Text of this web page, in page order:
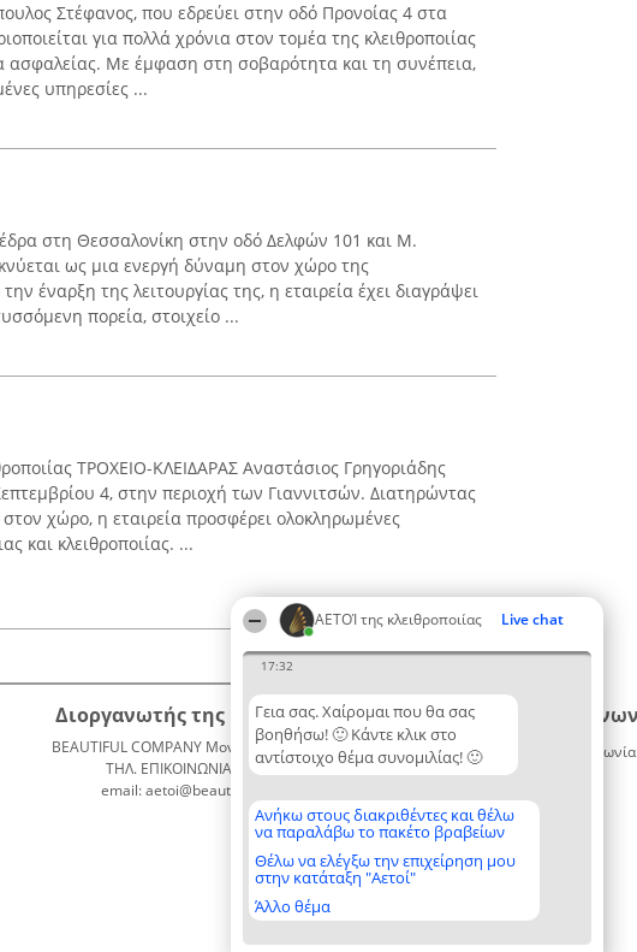
ΑΕΤΟΊ της κλειθροποιίας Live chat
17:32
Γεια σας. Χαίρομαι που θα σας
βοηθήσω! 🙂 Κάντε κλικ στο
αντίστοιχο θέμα συνομιλίας! 🙂
Ανήκω στους διακριθέντες και θέλω
να παραλάβω το πακέτο βραβείων
Θέλω να ελέγξω την επιχείρηση μου
στην κατάταξη "Αετοί"
Άλλο θέμα
Στέφανος, που εδρεύει στην οδό Προνοίας 4 στα
για πολλά χρόνια στον τομέα της κλειθροποιίας
ασφαλείας. Με έμφαση στη σοβαρότητα και τη συνέπεια,
υπηρεσίες ...
στη Θεσσαλονίκη στην οδό Δελφών 101 και Μ.
ως μια ενεργή δύναμη στον χώρο της
έναρξη της λειτουργίας της, η εταιρεία έχει διαγράψει
πορεία, στοιχείο ...
ΤΡΟΧΕΙΟ-ΚΛΕΙΔΑΡΑΣ Αναστάσιος Γρηγοριάδης
4, στην περιοχή των Γιαννιτσών. Διατηρώντας
χώρο, η εταιρεία προσφέρει ολοκληρωμένες
και κλειθροποιίας. ...
Διοργανωτής της κατάταξης
BEAUTIFUL COMPANY Μονοπρόσωπη ΙΚΕ
ΤΗΛ. ΕΠΙΚΟΙΝΩΝΙΑΣ: 2104128019
email: aetoi@beautifulcompany.co
Κατάταξη
Διακριθέντες
Λίστα
διακριθέντων
Μεθοδολογία
Όροι &
προϋποθέσεις
ΑΠΟΡΡΗΤΟΥ
Επικοινωνία